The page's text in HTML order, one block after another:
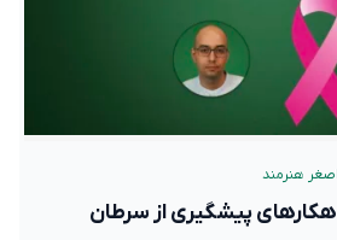
هنرمند
پیشگیری از سرطان